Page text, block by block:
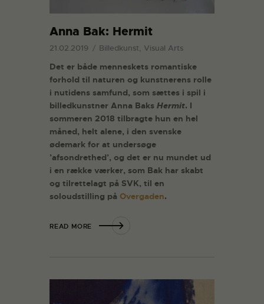
Anna Bak: Hermit
21.02.2019 Billedkunst, Visual Arts
Det er både menneskets romantiske
forhold til naturen og kunstnerens rolle
i nutidens samfund, som sættes i spil i
billedkunstner Anna Baks Hermit. I
sommeren 2018 tilbragte hun en hel
måned, helt alene, i den svenske
ødemark for at undersøge
’afsondrethed’, og det er nu mundet ud
i en række værker, som Bak har skabt
og tilrettelagt på SVK, til en
soloudstilling på Overgaden.
READ MORE